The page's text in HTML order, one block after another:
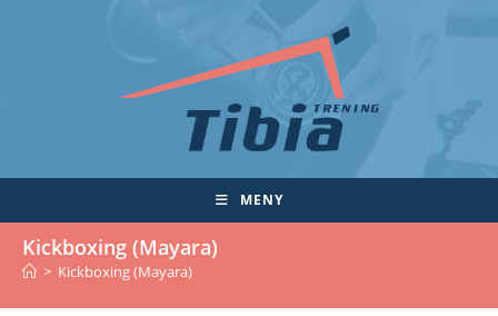
MENY
Kickboxing (Mayara)
> Kickboxing (Mayara)